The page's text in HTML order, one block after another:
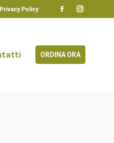
Privacy Policy
ORDINA ORA